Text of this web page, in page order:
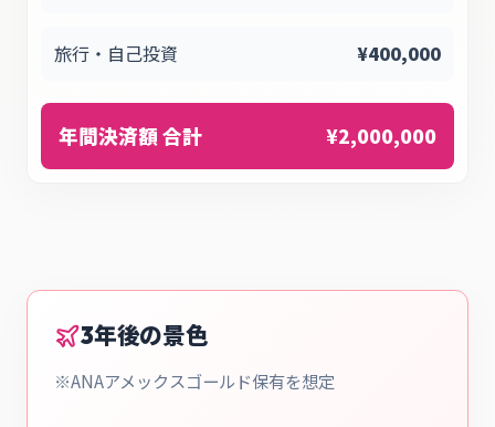
旅行・自己投資 ¥400,000
年間決済額 合計 ¥2,000,000
3年後の景色
※ANAアメックスゴールド保有を想定